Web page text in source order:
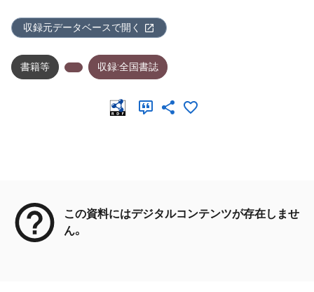
収録元データベースで開く
書籍等 収録:全国書誌
この資料にはデジタルコンテンツが存在しませ
ん。